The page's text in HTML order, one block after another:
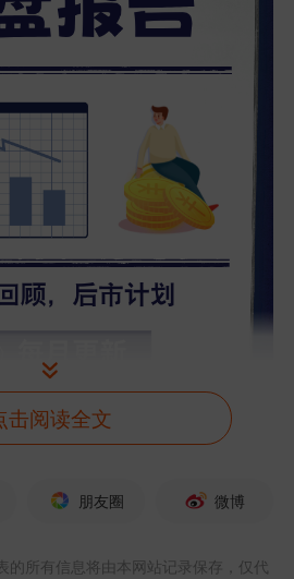
，主打真诚，并永远站
。
击阅读全文
朋友圈 微博
的所有信息将由本网站记录保存，仅代